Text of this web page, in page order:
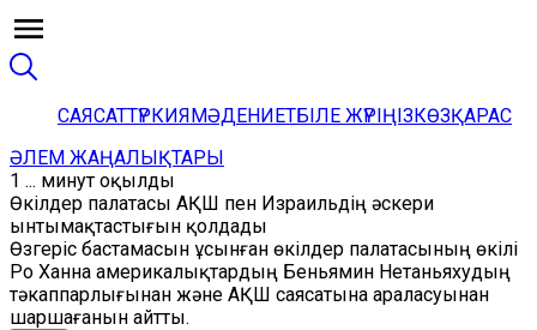
САЯСАТТҮРКИЯМӘДЕНИЕТБІЛЕ ЖҮРІҢІЗКӨЗҚАРАС
ӘЛЕМ ЖАҢАЛЫҚТАРЫ
1 ... минут оқылды
Өкілдер палатасы АҚШ пен Израильдің әскери
ынтымақтастығын қолдады
Өзгеріс бастамасын ұсынған өкілдер палатасының өкілі
Ро Ханна америкалықтардың Беньямин Нетаньяхудың
тәкаппарлығынан және АҚШ саясатына араласуынан
шаршағанын айтты.